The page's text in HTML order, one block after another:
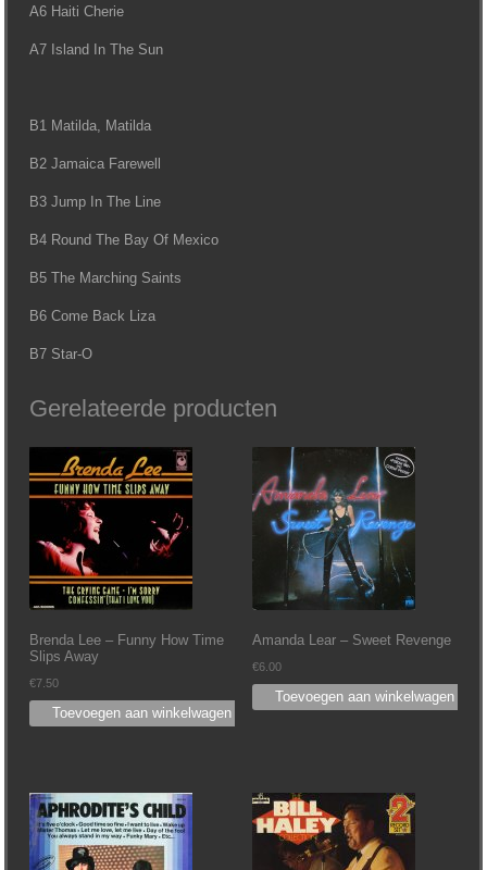
A6 Haiti Cherie
A7 Island In The Sun
B1 Matilda, Matilda
B2 Jamaica Farewell
B3 Jump In The Line
B4 Round The Bay Of Mexico
B5 The Marching Saints
B6 Come Back Liza
B7 Star-O
Gerelateerde producten
Brenda Lee – Funny How Time
Slips Away
€7.50
Toevoegen aan winkelwagen
Amanda Lear – Sweet Revenge
€6.00
Toevoegen aan winkelwagen